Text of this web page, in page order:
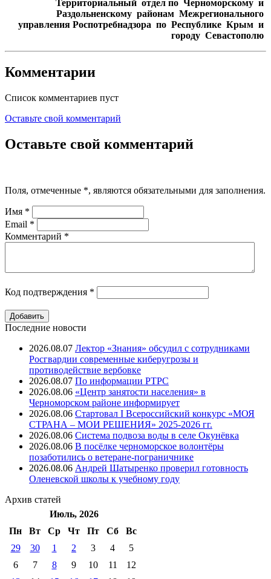
Территориальный отдел по Черноморскому и
Раздольненскому районам Межрегионального
управления Роспотребнадзора по Республике Крым и
городу Севастополю
Комментарии
Список комментариев пуст
Оставьте свой комментарий
Оставьте свой комментарий
Поля, отмеченные *, являются обязательными для заполнения.
Имя *
Email *
Комментарий *
Код подтверждения *
Последние новости
2026.08.07 Лектор «Знания» обсудил с сотрудниками
Росгвардии современные киберугрозы и
противодействие вербовке
2026.08.07 ⁠По информации РТРС
2026.08.06 «Центр занятости населения» в
Черноморском районе информирует
2026.08.06 Стартовал I Всероссийский конкурс «МОЯ
СТРАНА – МОИ РЕШЕНИЯ» 2025-2026 гг.
2026.08.06 Система подвоза воды в селе Окунёвка
2026.08.06 В посёлке черноморское волонтёры
позаботились о ветеране-пограничнике
2026.08.06 Андрей Шатыренко проверил готовность
Оленевской школы к учебному году
Архив статей
Июль, 2026
Пн
Вт Ср Чт Пт Cб
Вс
29
30 1 2 3 4
5
6
7 8 9 10 11
12